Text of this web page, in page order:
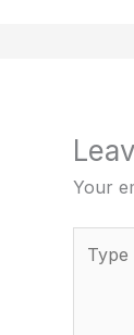
Your
here..